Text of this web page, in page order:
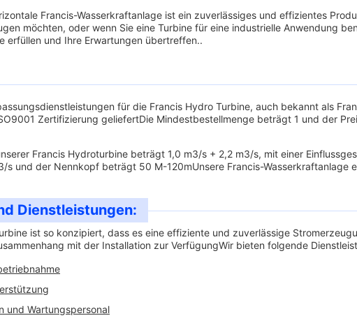
Francis-Wasserkraftanlage ist ein zuverlässiges und effizientes
möchten, oder wenn Sie eine Turbine für eine industrielle Anwendung
erfüllen und Ihre Erwartungen übertreffen..
für die Francis Hydro Turbine, auch bekannt als
Zertifizierung geliefertDie Mindestbestellmenge beträgt 1 und der
Francis Hydroturbine beträgt 1,0 m3/s + 2,2 m3/s, mit einer
und der Nennkopf beträgt 50 M-120mUnsere Francis-Wasserkraftanlage
Dienstleistungen:
ist so konzipiert, dass es eine effiziente und zuverlässige
mit der Installation zur VerfügungWir bieten folgende
und Wartungspersonal